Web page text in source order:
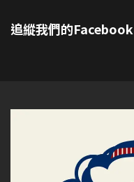
追縱我們的Facebook